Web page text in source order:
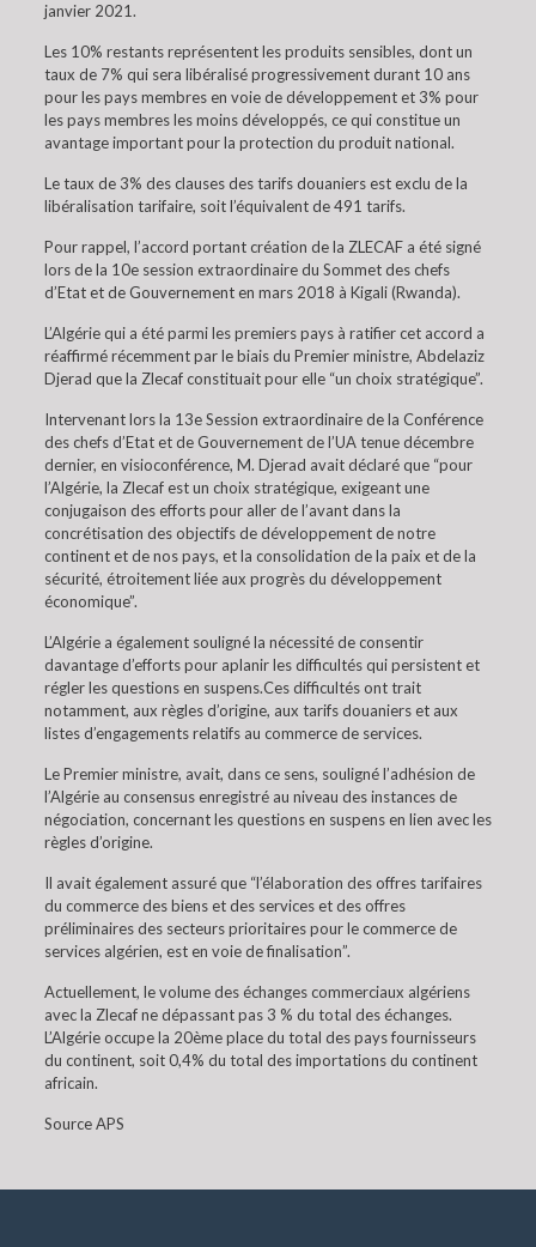
janvier 2021.
Les 10% restants représentent les produits sensibles, dont un
taux de 7% qui sera libéralisé progressivement durant 10 ans
pour les pays membres en voie de développement et 3% pour
les pays membres les moins développés, ce qui constitue un
avantage important pour la protection du produit national.
Le taux de 3% des clauses des tarifs douaniers est exclu de la
libéralisation tarifaire, soit l’équivalent de 491 tarifs.
Pour rappel, l’accord portant création de la ZLECAF a été signé
lors de la 10e session extraordinaire du Sommet des chefs
d’Etat et de Gouvernement en mars 2018 à Kigali (Rwanda).
L’Algérie qui a été parmi les premiers pays à ratifier cet accord a
réaffirmé récemment par le biais du Premier ministre, Abdelaziz
Djerad que la Zlecaf constituait pour elle “un choix stratégique”.
Intervenant lors la 13e Session extraordinaire de la Conférence
des chefs d’Etat et de Gouvernement de l’UA tenue décembre
dernier, en visioconférence, M. Djerad avait déclaré que “pour
l’Algérie, la Zlecaf est un choix stratégique, exigeant une
conjugaison des efforts pour aller de l’avant dans la
concrétisation des objectifs de développement de notre
continent et de nos pays, et la consolidation de la paix et de la
sécurité, étroitement liée aux progrès du développement
économique”.
L’Algérie a également souligné la nécessité de consentir
davantage d’efforts pour aplanir les difficultés qui persistent et
régler les questions en suspens.Ces difficultés ont trait
notamment, aux règles d’origine, aux tarifs douaniers et aux
listes d’engagements relatifs au commerce de services.
Le Premier ministre, avait, dans ce sens, souligné l’adhésion de
l’Algérie au consensus enregistré au niveau des instances de
négociation, concernant les questions en suspens en lien avec les
règles d’origine.
Il avait également assuré que “l’élaboration des offres tarifaires
du commerce des biens et des services et des offres
préliminaires des secteurs prioritaires pour le commerce de
services algérien, est en voie de finalisation”.
Actuellement, le volume des échanges commerciaux algériens
avec la Zlecaf ne dépassant pas 3 % du total des échanges.
L’Algérie occupe la 20ème place du total des pays fournisseurs
du continent, soit 0,4% du total des importations du continent
africain.
Source APS